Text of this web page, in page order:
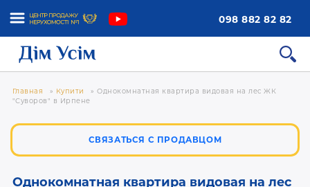
098 882 82 82
Главная » Купити » Однокомнатная квартира видовая на лес ЖК
"Суворов" в Ирпене
Однокомнатная квартира видовая на лес
СВЯЗАТЬСЯ С ПРОДАВЦОМ